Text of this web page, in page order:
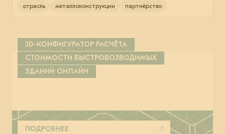
отрасль металлоконструкции партнёрство
3D-КОНФИГУРАТОР РАСЧЁТА
СТОИМОСТИ БЫСТРОВОЗВОДИМЫХ
ЗДАНИЙ ОНЛАЙН
ПОДРОБНЕЕ